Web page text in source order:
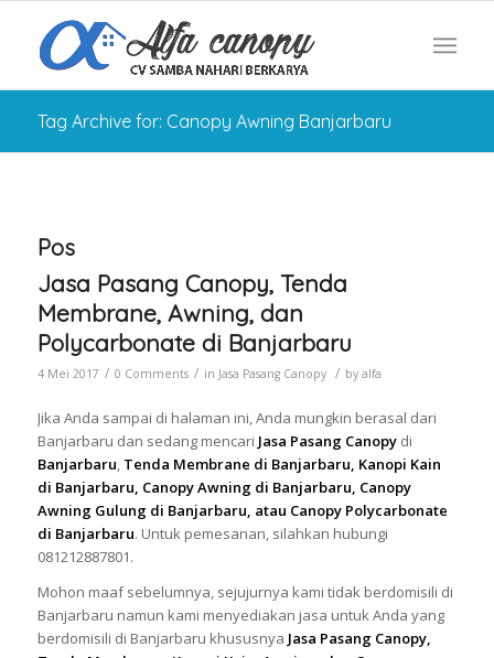
Tag Archive for: Canopy Awning Banjarbaru
Pos
Jasa Pasang Canopy, Tenda
Membrane, Awning, dan
Polycarbonate di Banjarbaru
4 Mei 2017 / 0 Comments / in Jasa Pasang Canopy / by alfa
Jika Anda sampai di halaman ini, Anda mungkin berasal dari
Banjarbaru dan sedang mencari Jasa Pasang Canopy di
Banjarbaru, Tenda Membrane di Banjarbaru, Kanopi Kain
di Banjarbaru, Canopy Awning di Banjarbaru, Canopy
Awning Gulung di Banjarbaru, atau Canopy Polycarbonate
di Banjarbaru. Untuk pemesanan, silahkan hubungi
081212887801.
Mohon maaf sebelumnya, sejujurnya kami tidak berdomisili di
Banjarbaru namun kami menyediakan jasa untuk Anda yang
berdomisili di Banjarbaru khususnya Jasa Pasang Canopy,